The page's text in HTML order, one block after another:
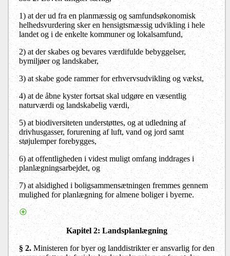
1) at der ud fra en planmæssig og samfundsøkonomisk
helhedsvurdering sker en hensigtsmæssig udvikling i hele
landet og i de enkelte kommuner og lokalsamfund,
2) at der skabes og bevares værdifulde bebyggelser,
bymiljøer og landskaber,
3) at skabe gode rammer for erhvervsudvikling og vækst,
4) at de åbne kyster fortsat skal udgøre en væsentlig
naturværdi og landskabelig værdi,
5) at biodiversiteten understøttes, og at udledning af
drivhusgasser, forurening af luft, vand og jord samt
støjulemper forebygges,
6) at offentligheden i videst muligt omfang inddrages i
planlægningsarbejdet, og
7)at alsidighed i boligsammensætningen fremmes gennem
mulighed for planlægning for almene boliger i byerne.
Kapitel 2: Landsplanlægning
§ 2. Ministeren for byer og landdistrikter er ansvarlig for den